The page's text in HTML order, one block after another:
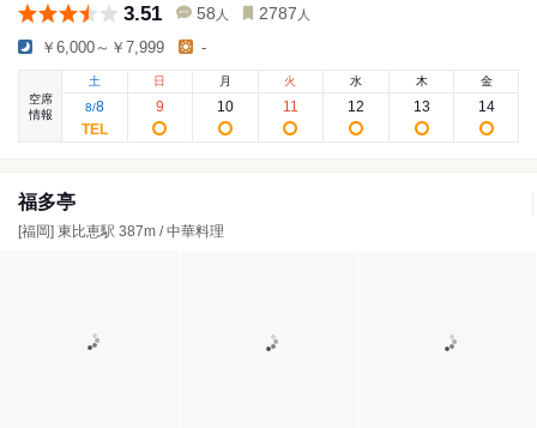
3.51 58 人 2787 人
￥6,000～￥7,999 -
空席
情報
土
8/8
日
9
月
10
火
11
水
12
木
13
金
14
福多亭
[福岡] 東比恵駅 387m / 中華料理